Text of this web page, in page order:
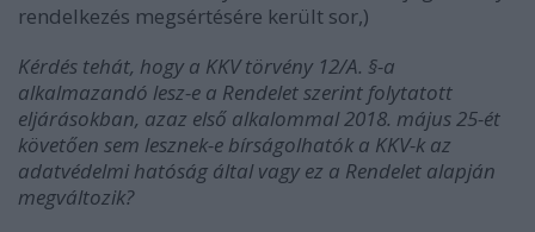
rendelkezés megsértésére került sor,)
Kérdés tehát, hogy a KKV törvény 12/A. §-a
alkalmazandó lesz-e a Rendelet szerint folytatott
eljárásokban, azaz első alkalommal 2018. május 25-ét
követően sem lesznek-e bírságolhatók a KKV-k az
adatvédelmi hatóság által vagy ez a Rendelet alapján
megváltozik?